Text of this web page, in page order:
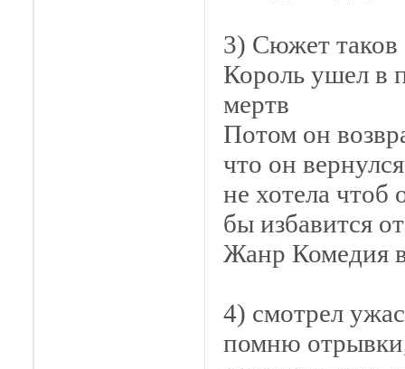
3) Сюжет таков
Король ушел в
мертв
Потом он
что он
не хотела чтоб
бы избавится
Жанр Комедия
4) смотрел
помню